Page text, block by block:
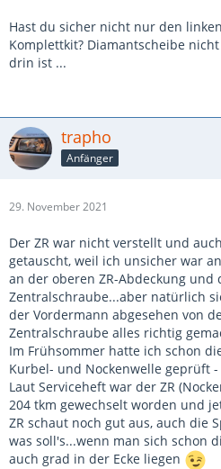
Hast du sicher nicht nur den
Komplettkit? Diamantscheibe
drin ist ...
trapho
Anfänger
29. November 2021
Der ZR war nicht verstellt und
getauscht, weil ich unsicher war
an der oberen ZR-Abdeckung
Zentralschraube...aber natürlich
der Vordermann abgesehen von
Zentralschraube alles richtig
Im Frühsommer hatte ich schon
Kurbel- und Nockenwelle geprüft
Laut Serviceheft war der ZR
204 tkm gewechselt worden und
ZR schaut noch gut aus, auch die
was soll's...wenn man sich schon
auch grad in der Ecke liegen